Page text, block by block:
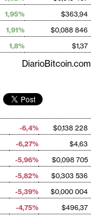
1,95%
$363,94
1,91%
$0,088 846
1,8% $1,37
DiarioBitcoin.com
-6,4%
$0,138 228
-6,27%
$4,63
-5,96%
$0,098 705
-5,82%
$0,303 536
-5,39%
$0,000 004
-4,75%
$496,37